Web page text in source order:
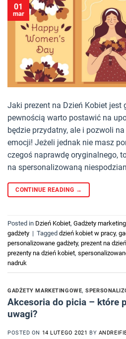
01
mar
Jaki prezent na Dzień Kobiet jest
pewnością warto postawić na
będzie przydatny, ale i pozwoli
emocji! Jeżeli jednak nie masz
czegoś naprawdę oryginalnego,
na spersonalizowaną
CONTINUE READING →
Posted in Dzień Kobiet, Gadżety
gadżety | Tagged dzień kobiet w pracy,
personalizowane gadżety, prezent na
prezenty na dzień kobiet,
nadruk
GADŻETY MARKETINGOWE,
Akcesoria do picia – które
uwagi?
POSTED ON 14 LUTEGO 2021 BY